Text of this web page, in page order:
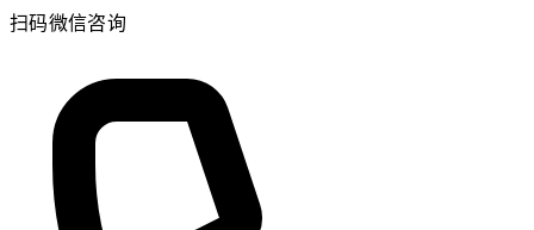
扫码微信咨询